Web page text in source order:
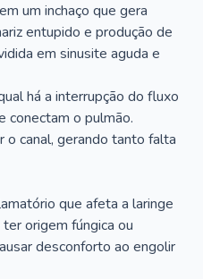
um inchaço que gera
entupido e produção de
em sinusite aguda e
há a interrupção do fluxo
conectam o pulmão.
o canal, gerando tanto falta
que afeta a laringe
origem fúngica ou
desconforto ao engolir